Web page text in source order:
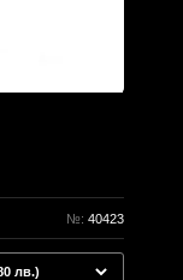
№: 40423